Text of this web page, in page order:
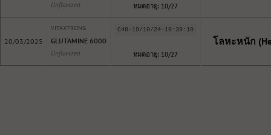
Unflavored หมดอายุ: 10/27
20/03/2025
VITAXTRONG
GLUTAMINE 6000
Unflavored
C48-19/10/24-10:39:10
หมดอายุ: 10/27
โลหะหนัก